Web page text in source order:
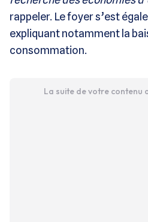
rappeler. Le foyer s’est
expliquant notamment la
consommation.
La suite de votre contenu